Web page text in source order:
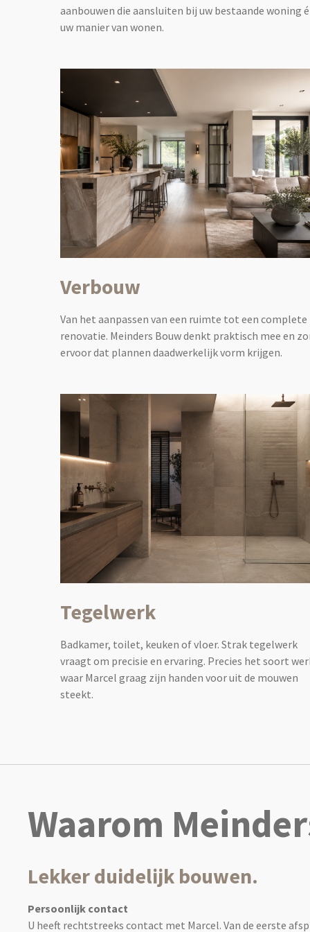
aanbouwen die aansluiten bij uw bestaande woning
uw manier van wonen.
Verbouw
Van het aanpassen van een ruimte tot een complete
renovatie. Meinders Bouw denkt praktisch mee en
ervoor dat plannen daadwerkelijk vorm krijgen.
Tegelwerk
Badkamer, toilet, keuken of vloer. Strak tegelwerk
vraagt om precisie en ervaring. Precies het soort
waar Marcel graag zijn handen voor uit de mouwen
steekt.
Waarom
Lekker duidelijk bouwen.
Persoonlijk contact
U heeft rechtstreeks contact met Marcel. Van de eerste